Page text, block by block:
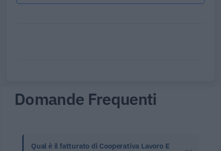
Domande Frequenti
Qual è il fatturato di Cooperativa Lavoro E